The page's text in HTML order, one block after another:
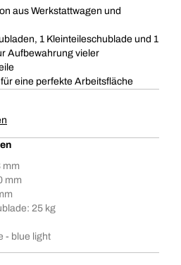
aus Werkstattwagen und
1 Kleinteileschublade und 1
Aufbewahrung vieler
eine perfekte Arbeitsfläche
mm
mm
25 kg
- blue light